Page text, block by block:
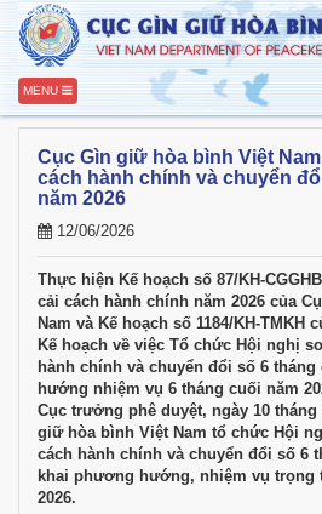
MENU
Cục Gìn giữ hòa bình Việt
cách hành chính và chuyển
năm 2026
12/06/2026
Thực hiện Kế hoạch số 87/KH-
cải cách hành chính năm 2026 của
Nam và Kế hoạch số 1184/KH-TMKH
Kế hoạch về việc Tổ chức Hội nghị
hành chính và chuyển đổi số 6
hướng nhiệm vụ 6 tháng cuối năm
Cục trưởng phê duyệt, ngày 10 tháng
giữ hòa bình Việt Nam tổ chức Hội
cách hành chính và chuyển đổi số 6
khai phương hướng, nhiệm vụ trọng
2026.